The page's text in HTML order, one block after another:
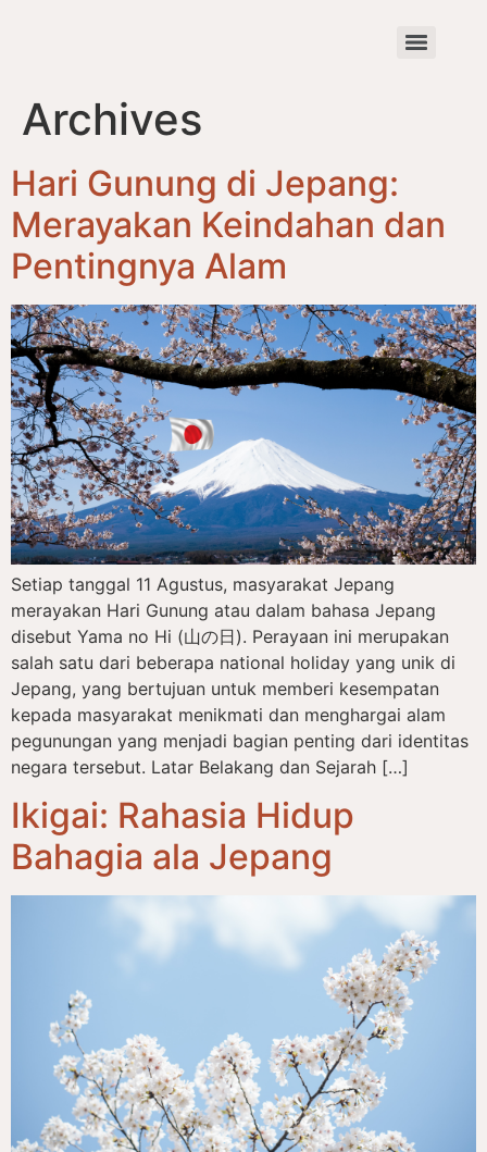
Archives
Hari Gunung di Jepang:
Merayakan Keindahan dan
Pentingnya Alam
Setiap tanggal 11 Agustus, masyarakat Jepang
merayakan Hari Gunung atau dalam bahasa Jepang
disebut Yama no Hi (山の日). Perayaan ini merupakan
salah satu dari beberapa national holiday yang unik di
Jepang, yang bertujuan untuk memberi kesempatan
kepada masyarakat menikmati dan menghargai alam
pegunungan yang menjadi bagian penting dari identitas
negara tersebut. Latar Belakang dan Sejarah […]
Ikigai: Rahasia Hidup
Bahagia ala Jepang